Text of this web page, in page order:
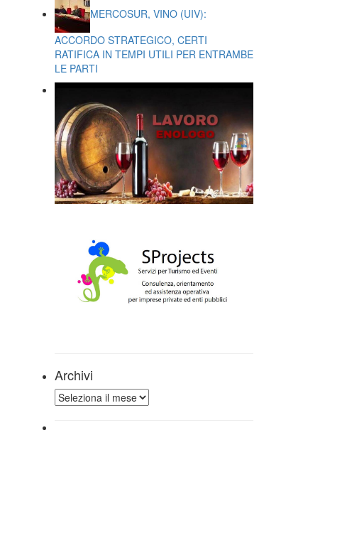
MERCOSUR, VINO (UIV):
ACCORDO STRATEGICO, CERTI
RATIFICA IN TEMPI UTILI PER ENTRAMBE
LE PARTI
Archivi
Archivi